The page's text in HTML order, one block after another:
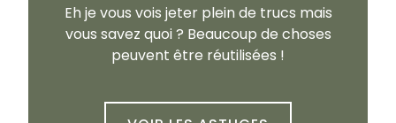
Eh je vous vois jeter plein de trucs mais
vous savez quoi ? Beaucoup de choses
peuvent être réutilisées !